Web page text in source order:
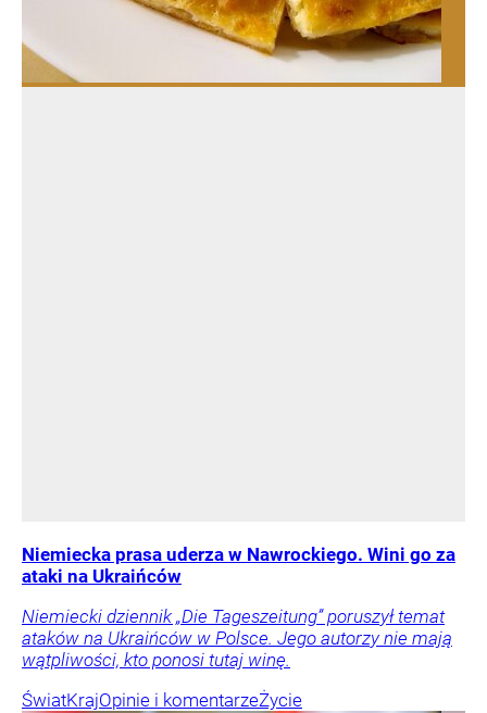
Niemiecka prasa uderza w Nawrockiego. Wini go za
ataki na Ukraińców
Niemiecki dziennik „Die Tageszeitung” poruszył temat
ataków na Ukraińców w Polsce. Jego autorzy nie mają
wątpliwości, kto ponosi tutaj winę.
ŚwiatKrajOpinie i komentarzeŻycie